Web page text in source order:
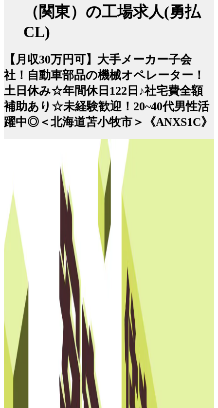
（関東）の工場求人(勇払
CL)
【月収30万円可】大手メーカー子会
社！自動車部品の機械オペレーター！
土日休み☆年間休日122日♪社宅費全額
補助あり☆未経験歓迎！20~40代男性活
躍中◎＜北海道苫小牧市＞《ANXS1C》